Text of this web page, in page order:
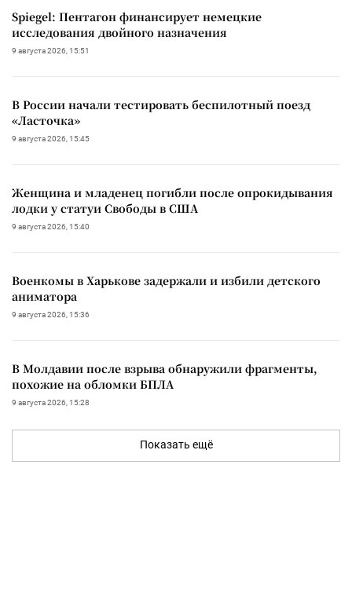
Spiegel: Пентагон финансирует немецкие
исследования двойного назначения
9 августа 2026, 15:51
В России начали тестировать беспилотный поезд
«Ласточка»
9 августа 2026, 15:45
Женщина и младенец погибли после опрокидывания
лодки у статуи Свободы в США
9 августа 2026, 15:40
Военкомы в Харькове задержали и избили детского
аниматора
9 августа 2026, 15:36
В Молдавии после взрыва обнаружили фрагменты,
похожие на обломки БПЛА
9 августа 2026, 15:28
Показать ещё